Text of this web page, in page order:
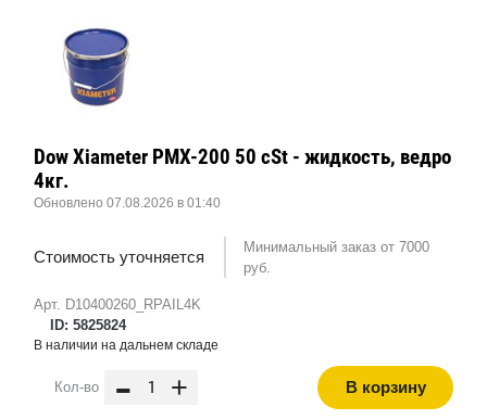
Арт. D10400260_RPAIL4K
ID: 5825824
Dow Xiameter PMX-200 50 cSt - жидкость, ведро
4кг.
Обновлено 07.08.2026 в 01:40
Стоимость уточняется
Минимальный заказ от 7000
руб.
В наличии на дальнем складе
Кол-во - + В корзину